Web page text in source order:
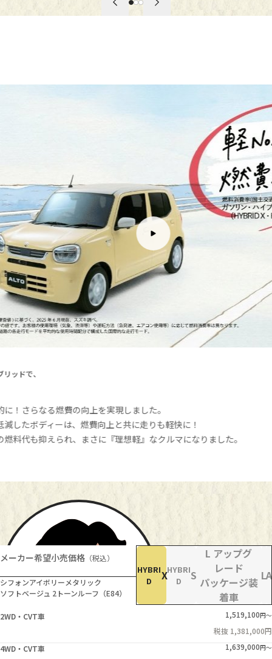
スライド1へ移動
スライド2へ移動
スライド3へ移動
ッドで、
！さらなる燃費の向上を実現しました。
したボディーは、燃費向上と共に走りも軽快に！
料代も抑えられ、まさに『理想軽』なクルマになりました。
アルトの開発責任者
竹中 秀昭
価格・グレード
HYBRI
D
XHYBRI
D
S
L アップグ
レード
パッケージ装
着車
LA
メーカー希望小売価格 （税込）
シフォンアイボリーメタリック
ソフトベージュ 2トーンルーフ（E84）
2WD・CVT車 1,519,100円〜
税抜 1,381,000円
4WD・CVT車
1,639,000円〜